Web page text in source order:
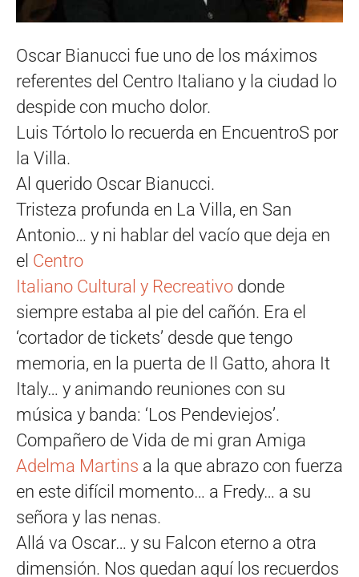
Oscar Bianucci fue uno de los máximos
referentes del Centro Italiano y la ciudad lo
despide con mucho dolor.
Luis Tórtolo lo recuerda en EncuentroS por
la Villa.
Al querido Oscar Bianucci.
Tristeza profunda en La Villa, en San
Antonio… y ni hablar del vacío que deja en
el Centro
Italiano Cultural y Recreativo donde
siempre estaba al pie del cañón. Era el
‘cortador de tickets’ desde que tengo
memoria, en la puerta de Il Gatto, ahora It
Italy… y animando reuniones con su
música y banda: ‘Los Pendeviejos’.
Compañero de Vida de mi gran Amiga
Adelma Martins a la que abrazo con fuerza
en este difícil momento… a Fredy… a su
señora y las nenas.
Allá va Oscar… y su Falcon eterno a otra
dimensión. Nos quedan aquí los recuerdos